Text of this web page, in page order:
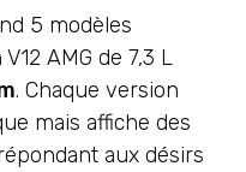
5 modèles
AMG de 7,3 L
. Chaque version
mais affiche des
aux désirs